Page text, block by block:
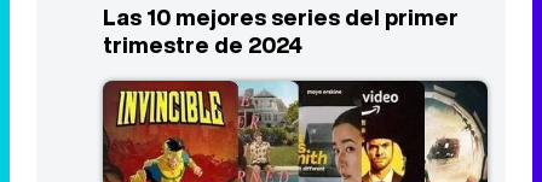
Las 10 mejores series del primer
trimestre de 2024